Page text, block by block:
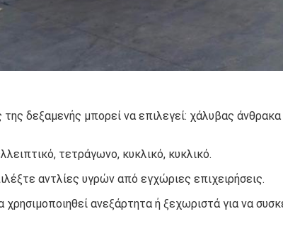
δεξαμενής μπορεί να επιλεγεί: χάλυβας
τετράγωνο, κυκλικό, κυκλικό.
αντλίες υγρών από εγχώριες επιχειρήσεις.
χρησιμοποιηθεί ανεξάρτητα ή ξεχωριστά για να